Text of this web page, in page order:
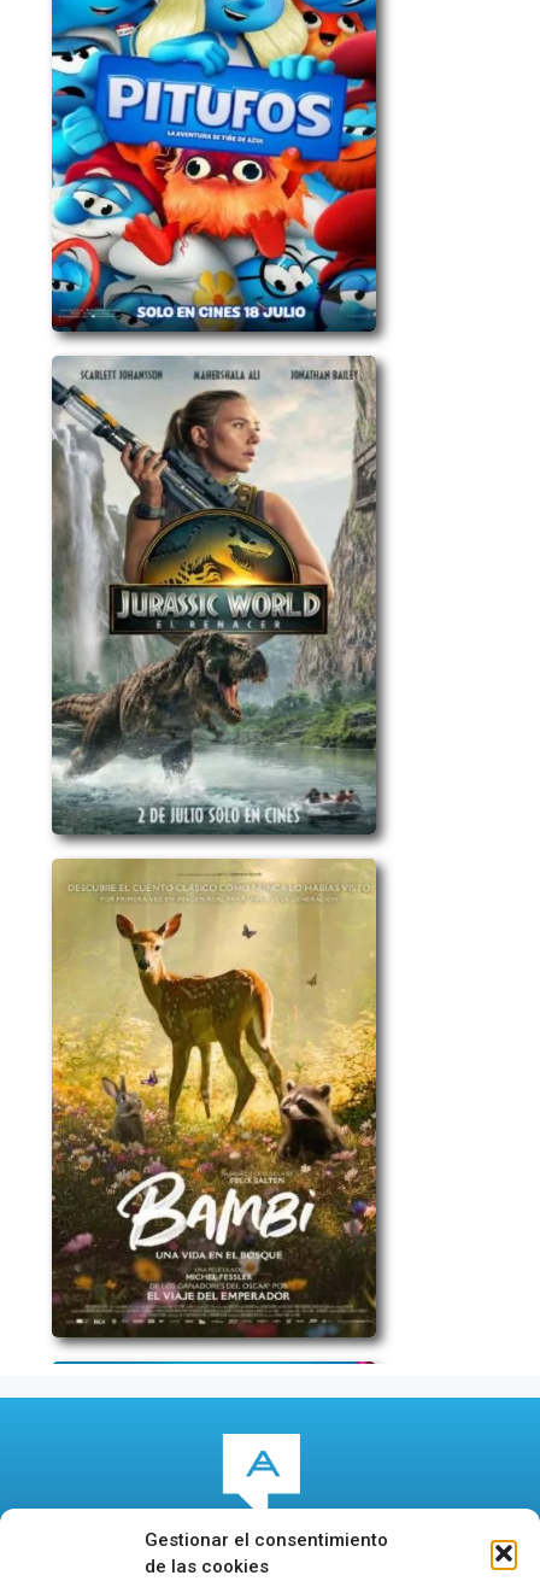
Gestionar el consentimiento
de las cookies